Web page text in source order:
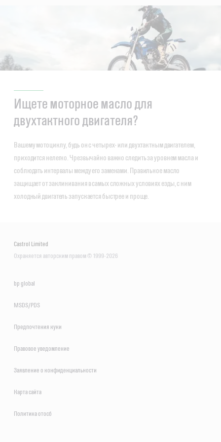
Ищете моторное масло для
двухтактного двигателя?
Вашему мотоциклу, будь он с четырех- или двухтактным двигателем,
приходится нелегко. Чрезвычайно важно следить за уровнем масла и
соблюдать интервалы между его заменами. Правильное масло
защищает от заклинивания в самых сложных условиях езды, с ним
холодный двигатель запускается быстрее и проще.
Castrol Limited
Охраняется авторским правом © 1999-2026
bp global
MSDS/PDS
Предпочтения куки
Правовое уведомление
Заявление о конфиденциальности
Карта сайта
Политика отосб